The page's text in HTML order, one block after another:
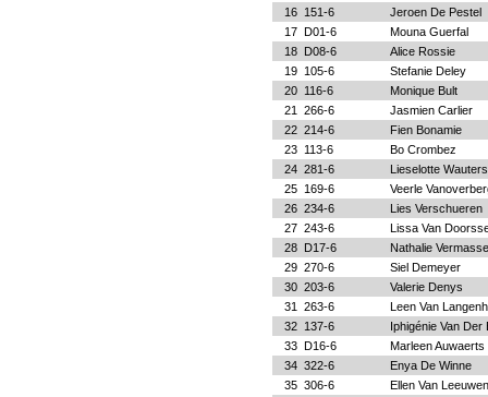
16
151-6
Jeroen De Pestel
17 D01-6
Mouna Guerfal
18
D08-6
Alice Rossie
19
105-6
Stefanie Deley
20
116-6
Monique Bult
21
266-6
Jasmien Carlier
22 214-6
Fien Bonamie
23
113-6
Bo Crombez
24 281-6
Lieselotte Wauters
25
169-6
Veerle
26 234-6
Lies Verschueren
27 243-6
Lissa Van
28
D17-6
Nathalie
29 270-6
Siel Demeyer
30 203-6
Valerie Denys
31
263-6
Leen Van
32
137-6
Iphigénie Van Der
33 D16-6
Marleen Auwaerts
34 322-6
Enya De Winne
35 306-6
Ellen Van Leeuwen